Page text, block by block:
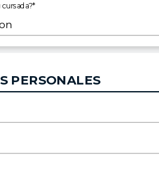
PERSONALES